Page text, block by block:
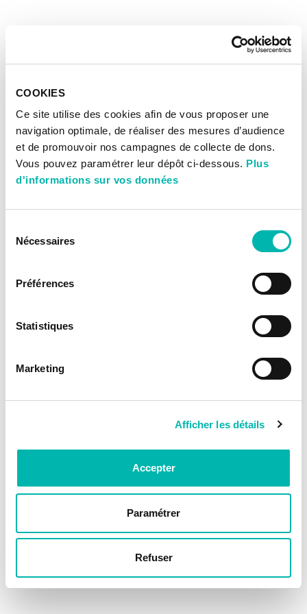
COOKIES
Ce site utilise des cookies afin de vous proposer une
navigation optimale, de réaliser des mesures d’audience
et de promouvoir nos campagnes de collecte de dons.
Vous pouvez paramétrer leur dépôt ci-dessous. Plus
d'informations sur vos données
Nécessaires
Préférences
Statistiques
Marketing
Afficher les détails
Accepter
Paramétrer
Refuser